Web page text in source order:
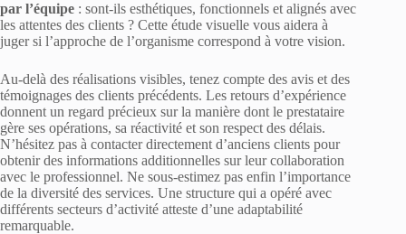
par l’équipe : sont-ils esthétiques, fonctionnels et alignés avec
les attentes des clients ? Cette étude visuelle vous aidera à
juger si l’approche de l’organisme correspond à votre vision.
Au-delà des réalisations visibles, tenez compte des avis et des
témoignages des clients précédents. Les retours d’expérience
donnent un regard précieux sur la manière dont le prestataire
gère ses opérations, sa réactivité et son respect des délais.
N’hésitez pas à contacter directement d’anciens clients pour
obtenir des informations additionnelles sur leur collaboration
avec le professionnel. Ne sous-estimez pas enfin l’importance
de la diversité des services. Une structure qui a opéré avec
différents secteurs d’activité atteste d’une adaptabilité
remarquable.